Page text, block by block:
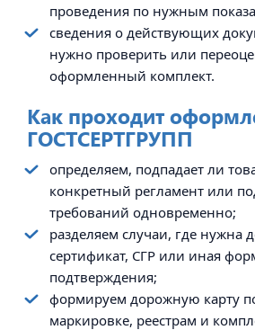
проведения по нужным
сведения о действующих
нужно проверить или
оформленный комплект.
Как проходит
ГОСТСЕРТГРУПП
определяем, подпадает ли
конкретный регламент или
требований одновременно;
разделяем случаи, где нужна
сертификат, СГР или иная
подтверждения;
формируем дорожную карту
маркировке, реестрам и